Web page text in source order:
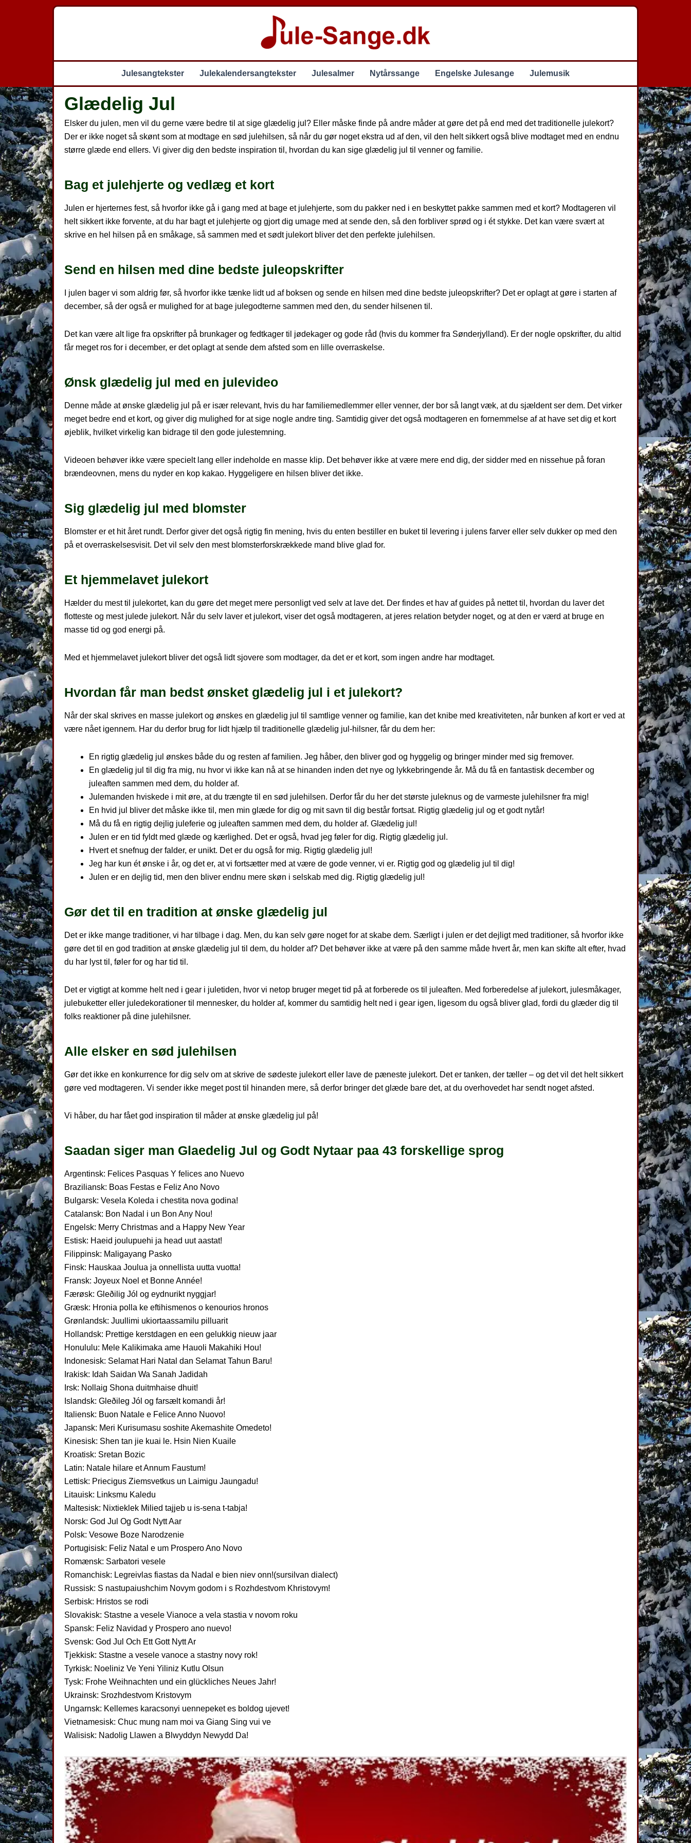
Julesangtekster Julekalendersangtekster Julesalmer Nytårssange Engelske Julesange Julemusik
Glædelig Jul
Elsker du julen, men vil du gerne være bedre til at sige glædelig jul? Eller måske finde på andre måder at gøre det på end med det traditionelle julekort?
Der er ikke noget så skønt som at modtage en sød julehilsen, så når du gør noget ekstra ud af den, vil den helt sikkert også blive modtaget med en endnu
større glæde end ellers. Vi giver dig den bedste inspiration til, hvordan du kan sige glædelig jul til venner og familie.
Bag et julehjerte og vedlæg et kort
Julen er hjerternes fest, så hvorfor ikke gå i gang med at bage et julehjerte, som du pakker ned i en beskyttet pakke sammen med et kort? Modtageren vil
helt sikkert ikke forvente, at du har bagt et julehjerte og gjort dig umage med at sende den, så den forbliver sprød og i ét stykke. Det kan være svært at
skrive en hel hilsen på en småkage, så sammen med et sødt julekort bliver det den perfekte julehilsen.
Send en hilsen med dine bedste juleopskrifter
I julen bager vi som aldrig før, så hvorfor ikke tænke lidt ud af boksen og sende en hilsen med dine bedste juleopskrifter? Det er oplagt at gøre i starten af
december, så der også er mulighed for at bage julegodterne sammen med den, du sender hilsenen til.
Det kan være alt lige fra opskrifter på brunkager og fedtkager til jødekager og gode råd (hvis du kommer fra Sønderjylland). Er der nogle opskrifter, du altid
får meget ros for i december, er det oplagt at sende dem afsted som en lille overraskelse.
Ønsk glædelig jul med en julevideo
Denne måde at ønske glædelig jul på er især relevant, hvis du har familiemedlemmer eller venner, der bor så langt væk, at du sjældent ser dem. Det virker
meget bedre end et kort, og giver dig mulighed for at sige nogle andre ting. Samtidig giver det også modtageren en fornemmelse af at have set dig et kort
øjeblik, hvilket virkelig kan bidrage til den gode julestemning.
Videoen behøver ikke være specielt lang eller indeholde en masse klip. Det behøver ikke at være mere end dig, der sidder med en nissehue på foran
brændeovnen, mens du nyder en kop kakao. Hyggeligere en hilsen bliver det ikke.
Sig glædelig jul med blomster
Blomster er et hit året rundt. Derfor giver det også rigtig fin mening, hvis du enten bestiller en buket til levering i julens farver eller selv dukker op med den
på et overraskelsesvisit. Det vil selv den mest blomsterforskrækkede mand blive glad for.
Et hjemmelavet julekort
Hælder du mest til julekortet, kan du gøre det meget mere personligt ved selv at lave det. Der findes et hav af guides på nettet til, hvordan du laver det
flotteste og mest julede julekort. Når du selv laver et julekort, viser det også modtageren, at jeres relation betyder noget, og at den er værd at bruge en
masse tid og god energi på.
Med et hjemmelavet julekort bliver det også lidt sjovere som modtager, da det er et kort, som ingen andre har modtaget.
Hvordan får man bedst ønsket glædelig jul i et julekort?
Når der skal skrives en masse julekort og ønskes en glædelig jul til samtlige venner og familie, kan det knibe med kreativiteten, når bunken af kort er ved at
være nået igennem. Har du derfor brug for lidt hjælp til traditionelle glædelig jul-hilsner, får du dem her:
En rigtig glædelig jul ønskes både du og resten af familien. Jeg håber, den bliver god og hyggelig og bringer minder med sig fremover.
En glædelig jul til dig fra mig, nu hvor vi ikke kan nå at se hinanden inden det nye og lykkebringende år. Må du få en fantastisk december og
juleaften sammen med dem, du holder af.
Julemanden hviskede i mit øre, at du trængte til en sød julehilsen. Derfor får du her det største juleknus og de varmeste julehilsner fra mig!
En hvid jul bliver det måske ikke til, men min glæde for dig og mit savn til dig består fortsat. Rigtig glædelig jul og et godt nytår!
Må du få en rigtig dejlig juleferie og juleaften sammen med dem, du holder af. Glædelig jul!
Julen er en tid fyldt med glæde og kærlighed. Det er også, hvad jeg føler for dig. Rigtig glædelig jul.
Hvert et snefnug der falder, er unikt. Det er du også for mig. Rigtig glædelig jul!
Jeg har kun ét ønske i år, og det er, at vi fortsætter med at være de gode venner, vi er. Rigtig god og glædelig jul til dig!
Julen er en dejlig tid, men den bliver endnu mere skøn i selskab med dig. Rigtig glædelig jul!
Gør det til en tradition at ønske glædelig jul
Det er ikke mange traditioner, vi har tilbage i dag. Men, du kan selv gøre noget for at skabe dem. Særligt i julen er det dejligt med traditioner, så hvorfor ikke
gøre det til en god tradition at ønske glædelig jul til dem, du holder af? Det behøver ikke at være på den samme måde hvert år, men kan skifte alt efter, hvad
du har lyst til, føler for og har tid til.
Det er vigtigt at komme helt ned i gear i juletiden, hvor vi netop bruger meget tid på at forberede os til juleaften. Med forberedelse af julekort, julesmåkager,
julebuketter eller juledekorationer til mennesker, du holder af, kommer du samtidig helt ned i gear igen, ligesom du også bliver glad, fordi du glæder dig til
folks reaktioner på dine julehilsner.
Alle elsker en sød julehilsen
Gør det ikke en konkurrence for dig selv om at skrive de sødeste julekort eller lave de pæneste julekort. Det er tanken, der tæller – og det vil det helt sikkert
gøre ved modtageren. Vi sender ikke meget post til hinanden mere, så derfor bringer det glæde bare det, at du overhovedet har sendt noget afsted.
Vi håber, du har fået god inspiration til måder at ønske glædelig jul på!
Saadan siger man Glaedelig Jul og Godt Nytaar paa 43 forskellige sprog
Argentinsk: Felices Pasquas Y felices ano Nuevo
Braziliansk: Boas Festas e Feliz Ano Novo
Bulgarsk: Vesela Koleda i chestita nova godina!
Catalansk: Bon Nadal i un Bon Any Nou!
Engelsk: Merry Christmas and a Happy New Year
Estisk: Haeid joulupuehi ja head uut aastat!
Filippinsk: Maligayang Pasko
Finsk: Hauskaa Joulua ja onnellista uutta vuotta!
Fransk: Joyeux Noel et Bonne Année!
Færøsk: Gleðilig Jól og eydnurikt nyggjar!
Græsk: Hronia polla ke eftihismenos o kenourios hronos
Grønlandsk: Juullimi ukiortaassamilu pilluarit
Hollandsk: Prettige kerstdagen en een gelukkig nieuw jaar
Honululu: Mele Kalikimaka ame Hauoli Makahiki Hou!
Indonesisk: Selamat Hari Natal dan Selamat Tahun Baru!
Irakisk: Idah Saidan Wa Sanah Jadidah
Irsk: Nollaig Shona duitmhaise dhuit!
Islandsk: Gleðileg Jól og farsælt komandi år!
Italiensk: Buon Natale e Felice Anno Nuovo!
Japansk: Meri Kurisumasu soshite Akemashite Omedeto!
Kinesisk: Shen tan jie kuai le. Hsin Nien Kuaile
Kroatisk: Sretan Bozic
Latin: Natale hilare et Annum Faustum!
Lettisk: Priecigus Ziemsvetkus un Laimigu Jaungadu!
Litauisk: Linksmu Kaledu
Maltesisk: Nixtieklek Milied tajjeb u is-sena t-tabja!
Norsk: God Jul Og Godt Nytt Aar
Polsk: Vesowe Boze Narodzenie
Portugisisk: Feliz Natal e um Prospero Ano Novo
Romænsk: Sarbatori vesele
Romanchisk: Legreivlas fiastas da Nadal e bien niev onn!(sursilvan dialect)
Russisk: S nastupaiushchim Novym godom i s Rozhdestvom Khristovym!
Serbisk: Hristos se rodi
Slovakisk: Stastne a vesele Vianoce a vela stastia v novom roku
Spansk: Feliz Navidad y Prospero ano nuevo!
Svensk: God Jul Och Ett Gott Nytt Ar
Tjekkisk: Stastne a vesele vanoce a stastny novy rok!
Tyrkisk: Noeliniz Ve Yeni Yiliniz Kutlu Olsun
Tysk: Frohe Weihnachten und ein glückliches Neues Jahr!
Ukrainsk: Srozhdestvom Kristovym
Ungarnsk: Kellemes karacsonyi uennepeket es boldog ujevet!
Vietnamesisk: Chuc mung nam moi va Giang Sing vui ve
Walisisk: Nadolig Llawen a Blwyddyn Newydd Da!